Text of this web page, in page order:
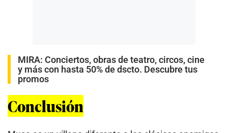
MIRA: Conciertos, obras de teatro, circos, cine
y más con hasta 50% de dscto. Descubre tus
promos
Conclusión